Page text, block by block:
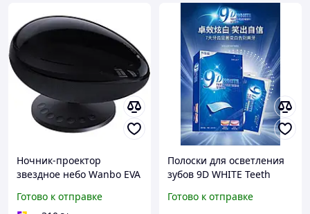
Ночник-проектор
звездное небо Wanbo EVA
вариации освещения /
Готово к отправке
Полоски для осветления
зубов 9D WHITE Teeth
зубного налета 1 пара
Готово к отправке